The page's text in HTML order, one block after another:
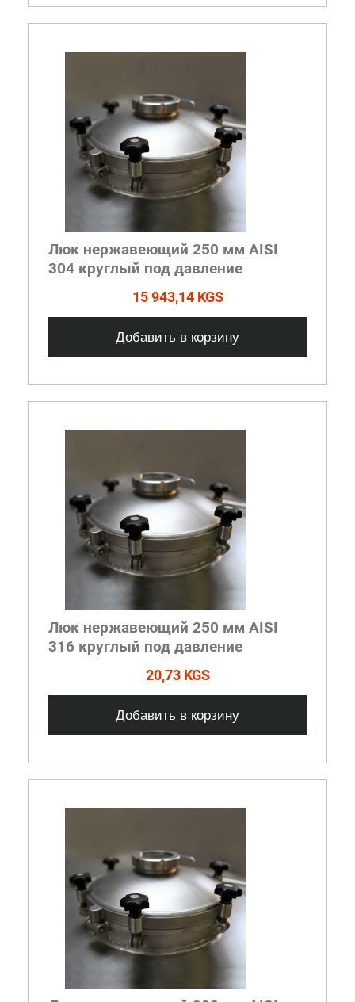
Люк нержавеющий 250 мм AISI
304 круглый под давление
15 943,14 KGS
Добавить в корзину
Люк нержавеющий 250 мм AISI
316 круглый под давление
20,73 KGS
Добавить в корзину